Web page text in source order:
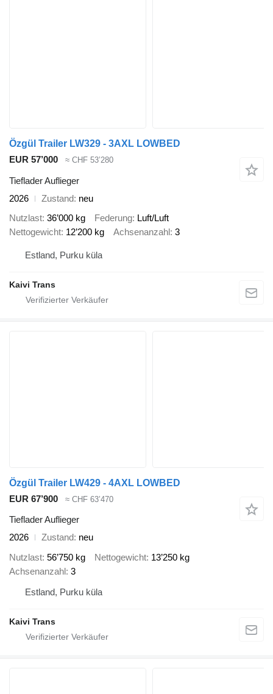
Özgül Trailer LW329 - 3AXL LOWBED
EUR 57’000
≈ CHF 53’280
Tieflader Auflieger
2026
Zustand neu
Nutzlast 36’000 kg Federung Luft/Luft
Nettogewicht 12’200 kg Achsenanzahl 3
Estland, Purku küla
Kaivi Trans
Özgül Trailer LW429 - 4AXL LOWBED
EUR 67’900
≈ CHF 63’470
Tieflader Auflieger
2026
Zustand neu
Nutzlast 56’750 kg Nettogewicht 13’250 kg
Achsenanzahl 3
Estland, Purku küla
Kaivi Trans